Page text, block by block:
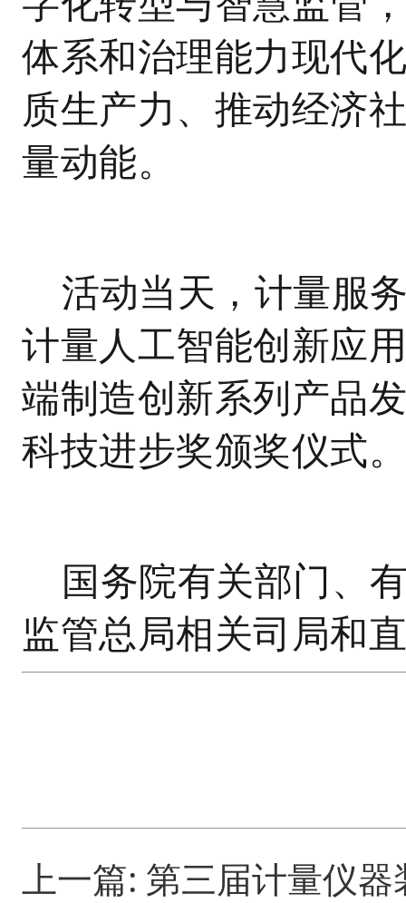
体系和治理能力现代
质生产力、推动经济
量动能。
活动当天，计量服
计量人工智能创新应
端制造创新系列产品
科技进步奖颁奖仪式
国务院有关部门、
监管总局相关司局和
上一篇: 第三届计量仪